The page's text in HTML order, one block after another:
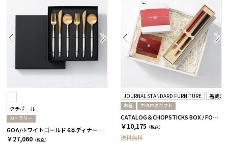
クチポール
カトラリー
GOA/ホワイトゴールド 6本ディナーセット［クチポール］
￥27,060 （税込）
JOURNAL STANDARD FURNITURE 箸蔵ま
お箸 カタログギフト
CATALOG＆CHOPSTICKS BOX / FORMAL / 全3種 椿
￥10,175 （税込）
送料無料